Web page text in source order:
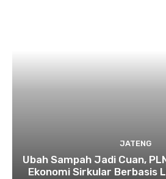
JATENG
Ubah Sampah Jadi Cuan,
Ekonomi Sirkular Berbasis